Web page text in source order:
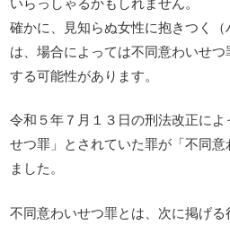
確かに、見知らぬ女性に抱きつく
は、場合によっては不同意わいせ
する可能性があります。
令和５年７月１３日の刑法改正に
せつ罪」とされていた罪が「不同
ました。
不同意わいせつ罪とは、次に掲げ